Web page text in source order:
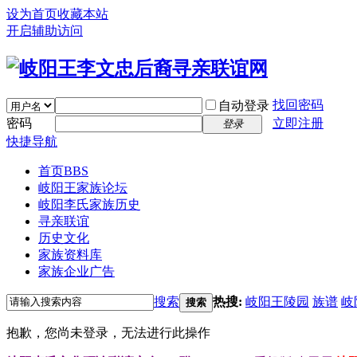
设为首页收藏本站
开启辅助访问
自动登录 找回密码
密码
登录
立即注册
快捷导航
首页BBS
岐阳王家族论坛
岐阳李氏家族历史
寻亲联谊
历史文化
家族资料库
家族企业广告
搜索 搜索 热搜: 岐阳王陵园 族谱 岐
抱歉，您尚未登录，无法进行此操作